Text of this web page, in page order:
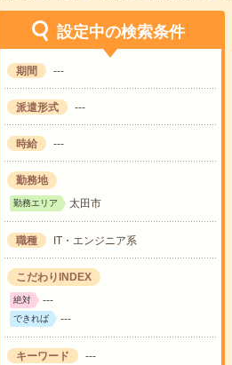
設定中の検索条件
期間 ---
派遣形式 ---
時給 ---
勤務地
勤務エリア 太田市
職種 IT・エンジニア系
こだわりINDEX
絶対 ---
できれば ---
キーワード ---